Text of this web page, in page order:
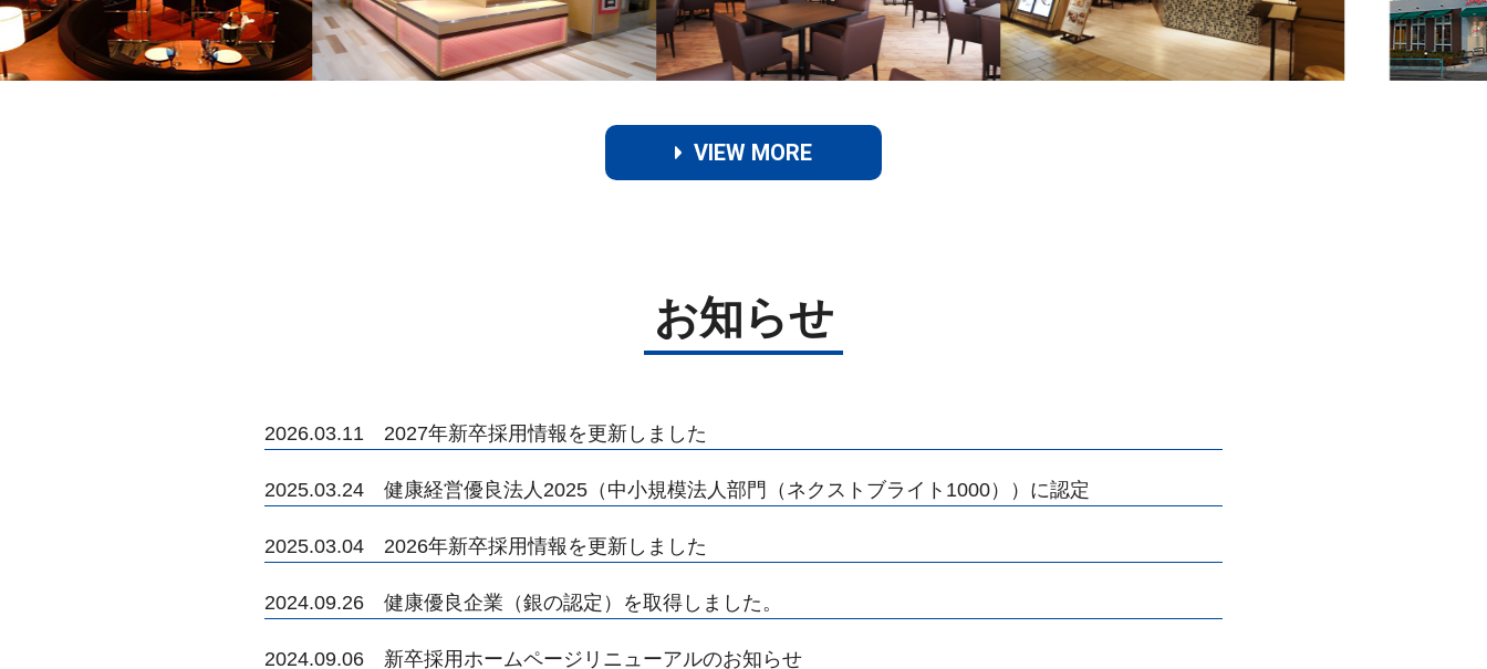
VIEW MORE
お知らせ
2026.03.11 2027年新卒採用情報を更新しました
2025.03.24 健康経営優良法人2025（中小規模法人部門（ネクストブライト1000））に認定
2025.03.04 2026年新卒採用情報を更新しました
2024.09.26 健康優良企業（銀の認定）を取得しました。
2024.09.06 新卒採用ホームページリニューアルのお知らせ